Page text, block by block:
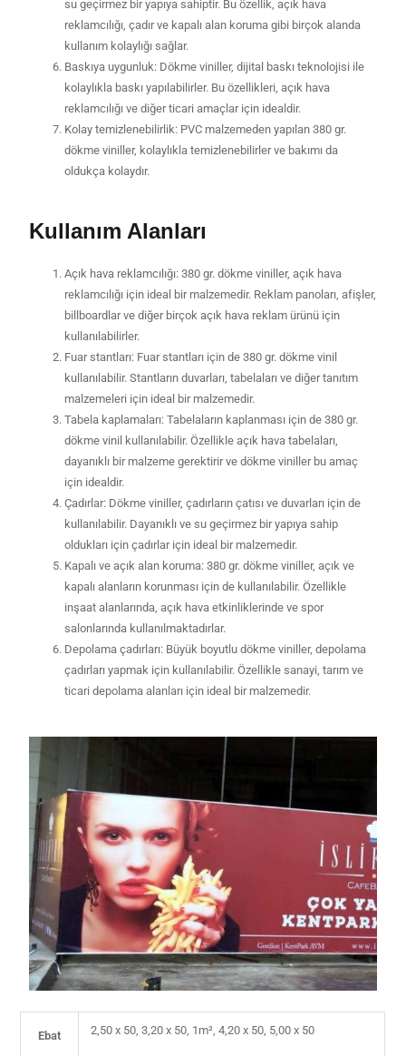
su geçirmez bir yapıya sahiptir. Bu özellik, açık hava
reklamcılığı, çadır ve kapalı alan koruma gibi birçok alanda
kullanım kolaylığı sağlar.
Baskıya uygunluk: Dökme viniller, dijital baskı teknolojisi ile
kolaylıkla baskı yapılabilirler. Bu özellikleri, açık hava
reklamcılığı ve diğer ticari amaçlar için idealdir.
Kolay temizlenebilirlik: PVC malzemeden yapılan 380 gr.
dökme viniller, kolaylıkla temizlenebilirler ve bakımı da
oldukça kolaydır.
Kullanım Alanları
Açık hava reklamcılığı: 380 gr. dökme viniller, açık hava
reklamcılığı için ideal bir malzemedir. Reklam panoları, afişler,
billboardlar ve diğer birçok açık hava reklam ürünü için
kullanılabilirler.
Fuar stantları: Fuar stantları için de 380 gr. dökme vinil
kullanılabilir. Stantların duvarları, tabelaları ve diğer tanıtım
malzemeleri için ideal bir malzemedir.
Tabela kaplamaları: Tabelaların kaplanması için de 380 gr.
dökme vinil kullanılabilir. Özellikle açık hava tabelaları,
dayanıklı bir malzeme gerektirir ve dökme viniller bu amaç
için idealdir.
Çadırlar: Dökme viniller, çadırların çatısı ve duvarları için de
kullanılabilir. Dayanıklı ve su geçirmez bir yapıya sahip
oldukları için çadırlar için ideal bir malzemedir.
Kapalı ve açık alan koruma: 380 gr. dökme viniller, açık ve
kapalı alanların korunması için de kullanılabilir. Özellikle
inşaat alanlarında, açık hava etkinliklerinde ve spor
salonlarında kullanılmaktadırlar.
Depolama çadırları: Büyük boyutlu dökme viniller, depolama
çadırları yapmak için kullanılabilir. Özellikle sanayi, tarım ve
ticari depolama alanları için ideal bir malzemedir.
Ebat 2,50 x 50, 3,20 x 50, 1m², 4,20 x 50, 5,00 x 50